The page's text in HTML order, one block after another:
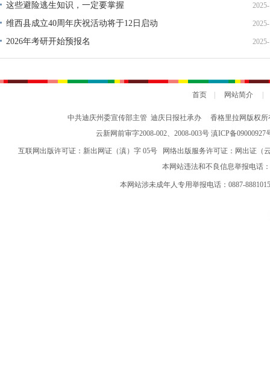
质量发展之路
这些避险逃生知识，一定要掌握
维西县成立40周年庆祝活动将于12日启动
2026年考研开始预报名